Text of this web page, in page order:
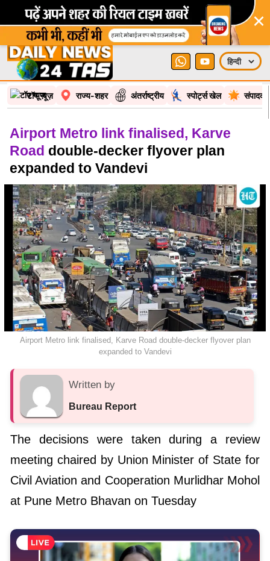
×
टॉप न्यूज़ राज्य-शहर अंतर्राष्ट्रीय स्पोर्ट्स खेल
Airport Metro link finalised, Karve
Road double-decker flyover plan
expanded to Vandevi
Airport Metro link finalised, Karve Road double-decker flyover plan
expanded to Vandevi
Written by
Bureau Report
The decisions were taken during a review
meeting chaired by Union Minister of State for
Civil Aviation and Cooperation Murlidhar Mohol
at Pune Metro Bhavan on Tuesday